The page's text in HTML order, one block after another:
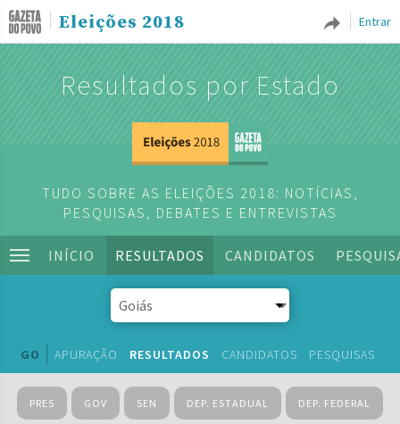
Entrar
Eleições 2018
Resultados por Estado
TUDO SOBRE AS ELEIÇÕES 2018: NOTÍCIAS,
PESQUISAS, DEBATES E ENTREVISTAS
INÍCIO RESULTADOS CANDIDATOS
GO APURAÇÃO RESULTADOS CANDIDATOS PESQUISAS
PRES GOV SEN DEP. ESTADUAL DEP. FEDERAL